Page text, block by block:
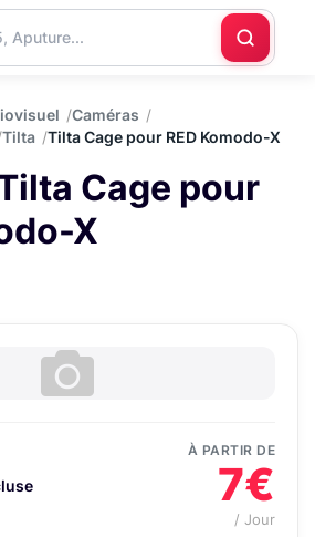
Caméras
Tilta Tilta Cage pour RED Komodo-X
Cage pour
X
À PARTIR DE
7€
/ Jour